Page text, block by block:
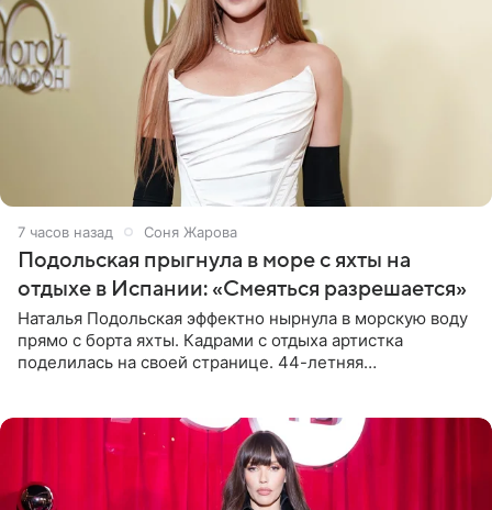
7 часов назад Соня Жарова
Подольская прыгнула в море с яхты на
отдыхе в Испании: «Смеяться разрешается»
Наталья Подольская эффектно нырнула в морскую воду
прямо с борта яхты. Кадрами с отдыха артистка
поделилась на своей странице. 44-летняя